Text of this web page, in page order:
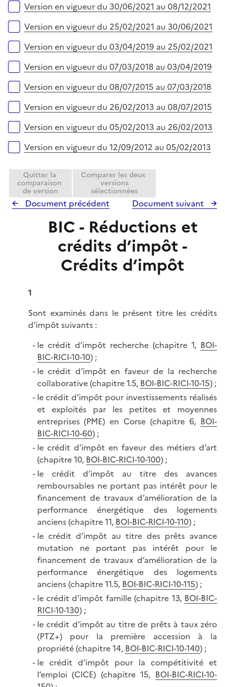
Version en vigueur du 30/06/2021 au 08/12/2021
Version en vigueur du 25/02/2021 au 30/06/2021
Version en vigueur du 03/04/2019 au 25/02/2021
Version en vigueur du 07/03/2018 au 03/04/2019
Version en vigueur du 08/07/2015 au 07/03/2018
Version en vigueur du 26/02/2013 au 08/07/2015
Version en vigueur du 05/02/2013 au 26/02/2013
Version en vigueur du 12/09/2012 au 05/02/2013
Quitter la
comparaison
de version
Comparer les deux
versions
sélectionnées
Document précédent Document suivant
BIC - Réductions et
crédits d’impôt -
Crédits d’impôt
1
Sont examinés dans le présent titre les crédits
d’impôt suivants :
le crédit d’impôt recherche (chapitre 1, BOI-
BIC-RICI-10-10) ;
le crédit d’impôt en faveur de la recherche
collaborative (chapitre 1.5, BOI-BIC-RICI-10-15) ;
le crédit d’impôt pour investissements réalisés
et exploités par les petites et moyennes
entreprises (PME) en Corse (chapitre 6, BOI-
BIC-RICI-10-60) ;
le crédit d’impôt en faveur des métiers d’art
(chapitre 10, BOI-BIC-RICI-10-100) ;
le crédit d’impôt au titre des avances
remboursables ne portant pas intérêt pour le
financement de travaux d’amélioration de la
performance énergétique des logements
anciens (chapitre 11, BOI-BIC-RICI-10-110) ;
le crédit d’impôt au titre des prêts avance
mutation ne portant pas intérêt pour le
financement de travaux d’amélioration de la
performance énergétique des logements
anciens (chapitre 11.5, BOI-BIC-RICI-10-115) ;
le crédit d’impôt famille (chapitre 13, BOI-BIC-
RICI-10-130) ;
le crédit d’impôt au titre de prêts à taux zéro
(PTZ+) pour la première accession à la
propriété (chapitre 14, BOI-BIC-RICI-10-140) ;
le crédit d’impôt pour la compétitivité et
l’emploi (CICE) (chapitre 15, BOI-BIC-RICI-10-